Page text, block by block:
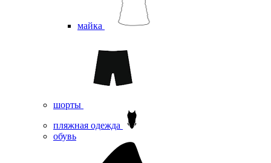
майка
шорты
пляжная одежда
oбувь